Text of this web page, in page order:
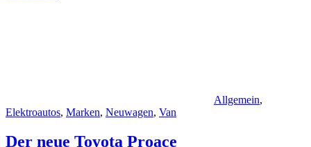
Allgemein,
Elektroautos, Marken, Neuwagen, Van
Der neue Toyota Proace